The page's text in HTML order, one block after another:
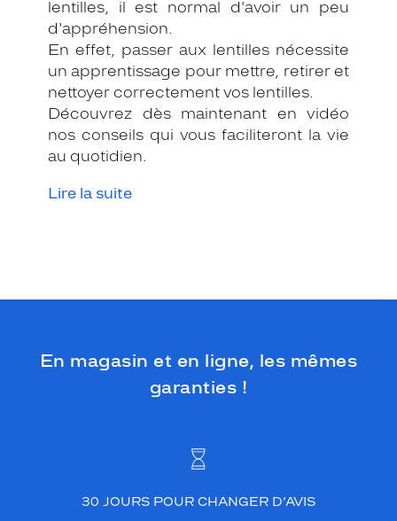
lentilles, il est normal d'avoir un peu
d'appréhension.
En effet, passer aux lentilles nécessite
un apprentissage pour mettre, retirer et
nettoyer correctement vos lentilles.
Découvrez dès maintenant en vidéo
nos conseils qui vous faciliteront la vie
au quotidien.
Lire la suite
En magasin et en ligne, les mêmes
garanties !
30 JOURS POUR CHANGER D’AVIS